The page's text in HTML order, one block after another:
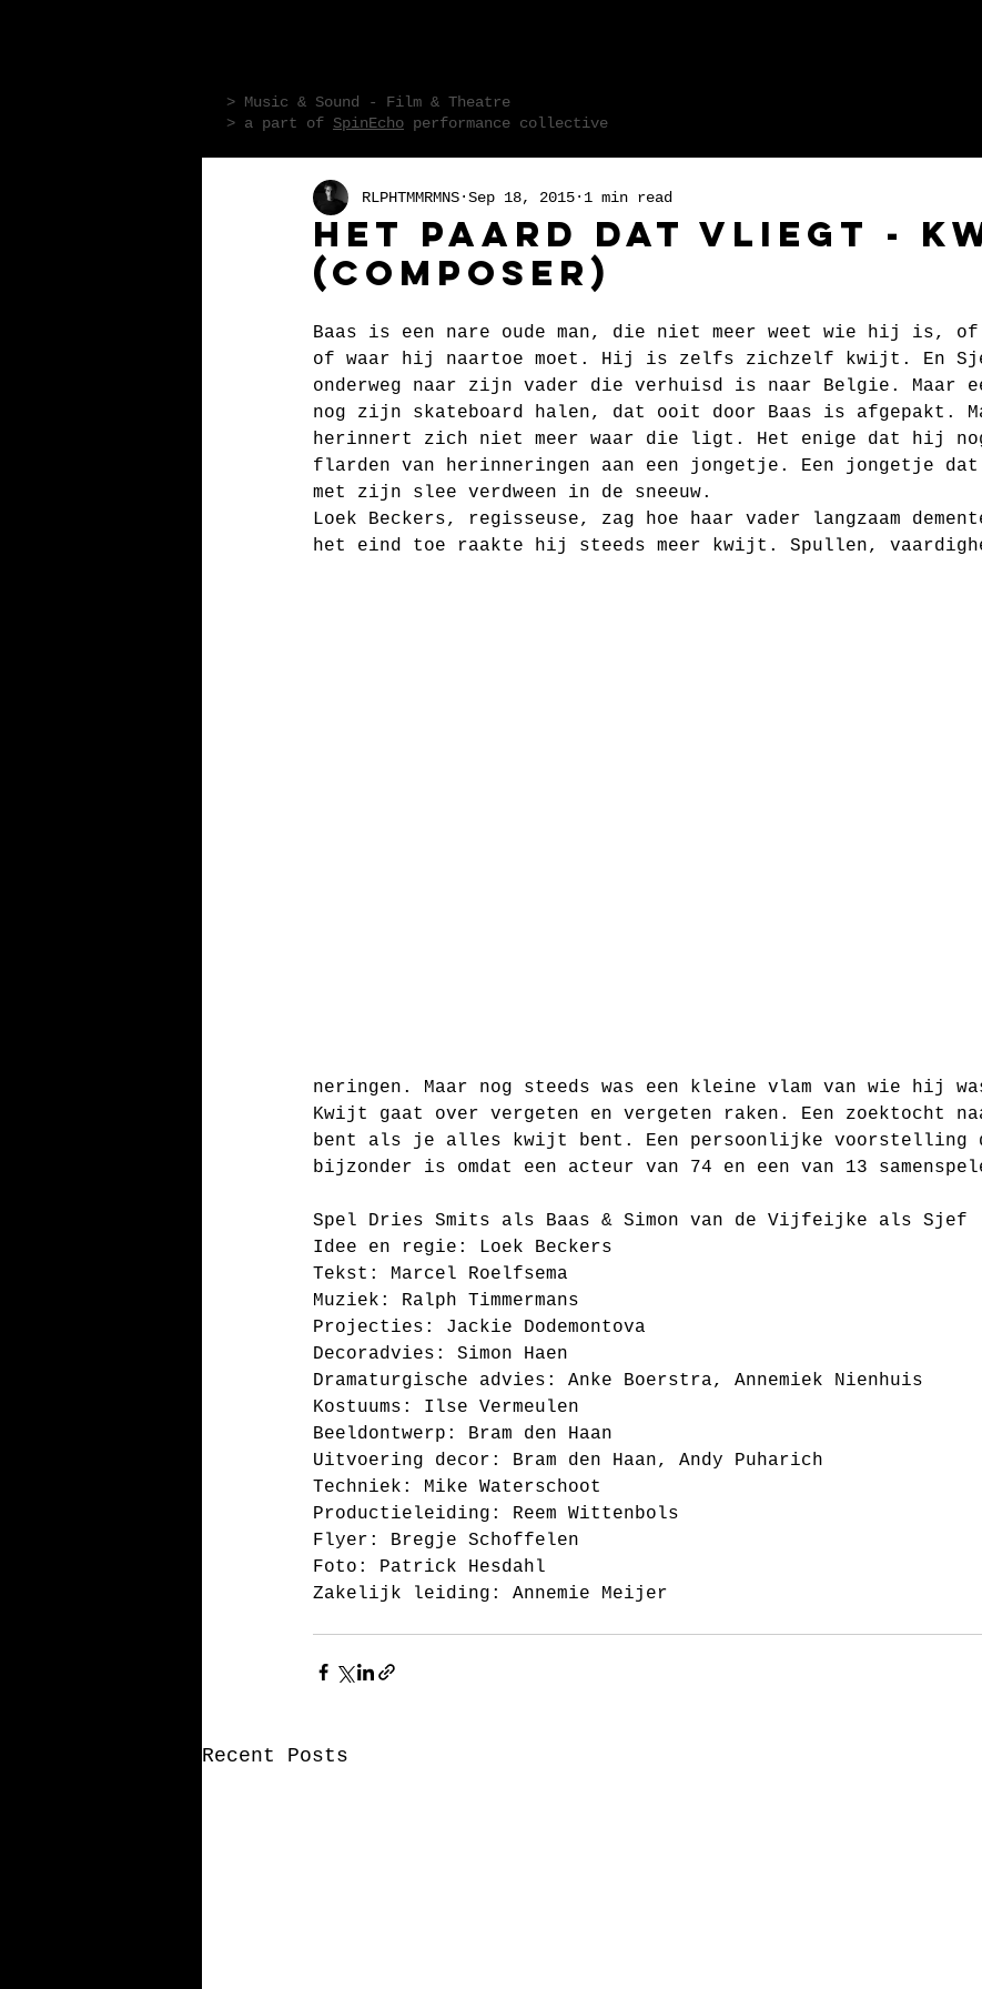
> Music & Sound - Film & Theatre
> a part of SpinEcho performance collective
Het Paard Dat Vliegt -
(composer)
RLPHTMMRMNS Sep 18, 2015 1 min read
Baas is een nare oude man, die niet meer weet wie hij is,
of waar hij naartoe moet. Hij is zelfs zichzelf kwijt. En
onderweg naar zijn vader die verhuisd is naar Belgie. Maar
nog zijn skateboard halen, dat ooit door Baas is afgepakt.
herinnert zich niet meer waar die ligt. Het enige dat hij
flarden van herinneringen aan een jongetje. Een jongetje
met zijn slee verdween in de sneeuw.
Loek Beckers, regisseuse, zag hoe haar vader langzaam
het eind toe raakte hij steeds meer kwijt. Spullen,
neringen. Maar nog steeds was een kleine vlam van wie hij
Kwijt gaat over vergeten en vergeten raken. Een zoektocht
bent als je alles kwijt bent. Een persoonlijke voorstelling
bijzonder is omdat een acteur van 74 en een van 13
Spel Dries Smits als Baas & Simon van de Vijfeijke als Sjef
Idee en regie: Loek Beckers
Tekst: Marcel Roelfsema
Muziek: Ralph Timmermans
Projecties: Jackie Dodemontova
Decoradvies: Simon Haen
Dramaturgische advies: Anke Boerstra, Annemiek Nienhuis
Kostuums: Ilse Vermeulen
Beeldontwerp: Bram den Haan
Uitvoering decor: Bram den Haan, Andy Puharich
Techniek: Mike Waterschoot
Productieleiding: Reem Wittenbols
Flyer: Bregje Schoffelen
Foto: Patrick Hesdahl
Zakelijk leiding: Annemie Meijer
Recent Posts